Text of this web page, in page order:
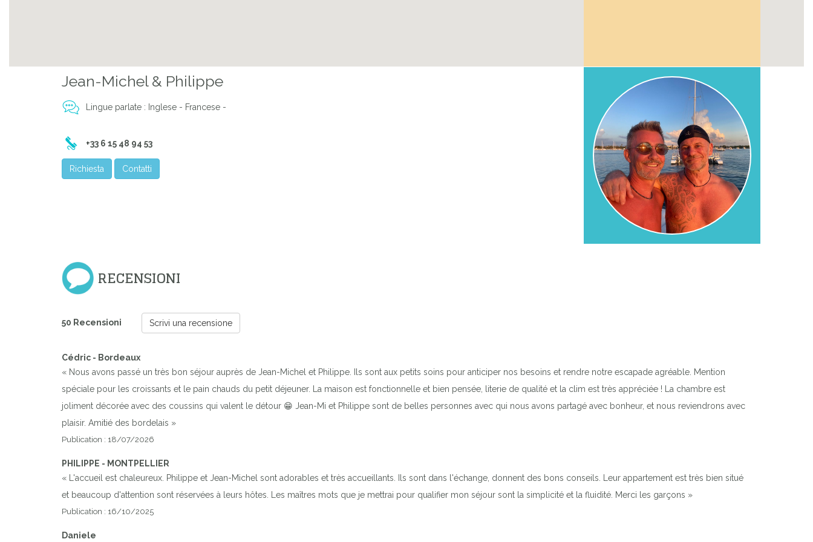
Jean-Michel & Philippe
Lingue parlate : Inglese - Francese -
+33 6 15 48 94 53
Richiesta Contatti
RECENSIONI
50 Recensioni Scrivi una recensione
Cédric - Bordeaux
« Nous avons passé un très bon séjour auprès de Jean-Michel et Philippe. Ils sont aux petits soins pour anticiper nos besoins et rendre notre escapade agréable. Mention
spéciale pour les croissants et le pain chauds du petit déjeuner. La maison est fonctionnelle et bien pensée, literie de qualité et la clim est très appréciée ! La chambre est
joliment décorée avec des coussins qui valent le détour 😁 Jean-Mi et Philippe sont de belles personnes avec qui nous avons partagé avec bonheur, et nous reviendrons avec
plaisir. Amitié des bordelais »
Publication : 18/07/2026
PHILIPPE - MONTPELLIER
« L'accueil est chaleureux. Philippe et Jean-Michel sont adorables et très accueillants. Ils sont dans l'échange, donnent des bons conseils. Leur appartement est très bien situé
et beaucoup d'attention sont réservées à leurs hôtes. Les maîtres mots que je mettrai pour qualifier mon séjour sont la simplicité et la fluidité. Merci les garçons »
Publication : 16/10/2025
Daniele